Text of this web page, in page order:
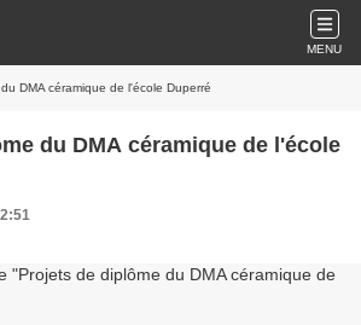
MENU
DMA céramique de l'école Duperré
du DMA céramique de l'école